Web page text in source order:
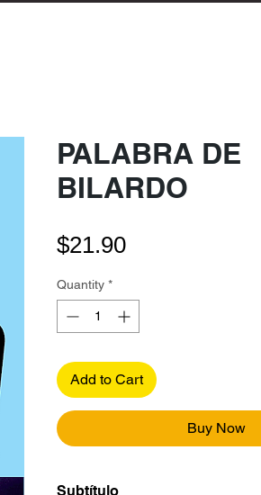
PALABRA DE
BILARDO
$21.90Price
Quantity *
Add to Cart
Buy Now
Subtítulo